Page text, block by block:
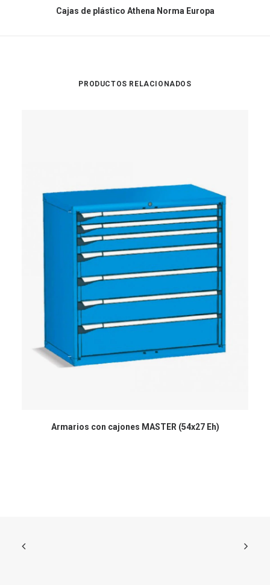
Cajas de plástico Athena Norma Europa
PRODUCTOS RELACIONADOS
Armarios con cajones MASTER (54x27 Eh)